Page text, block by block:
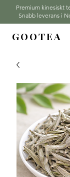
Premium kinesiskt
Snabb leverans i
GOOTEA